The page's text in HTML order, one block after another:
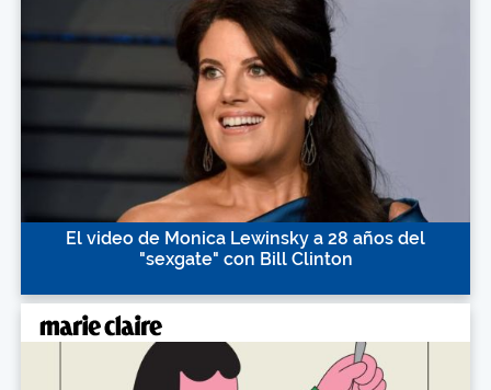
El video de Monica Lewinsky a 28 años del
"sexgate" con Bill Clinton